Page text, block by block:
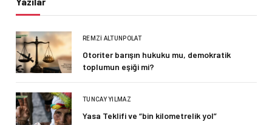
REMZI ALTUNPOLAT
Otoriter barışın hukuku mu, demokratik
toplumun eşiği mi?
TUNCAY YILMAZ
Yasa Teklifi ve “bin kilometrelik yol”